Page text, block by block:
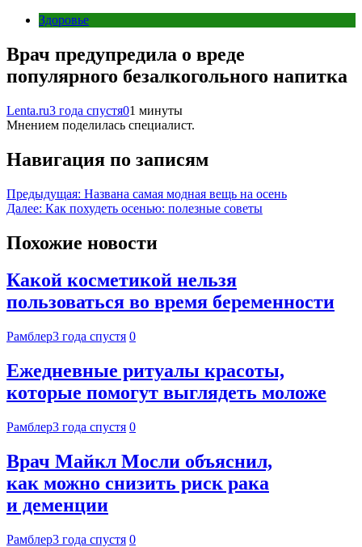
Здоровье
Врач предупредила о вреде
популярного безалкогольного напитка
Lenta.ru3 года спустя01 минуты
Мнением поделилась специалист.
Навигация по записям
Предыдущая: Названа самая модная вещь на осень
Далее: Как похудеть осенью: полезные советы
Похожие новости
Какой косметикой нельзя
пользоваться во время беременности
Рамблер3 года спустя 0
Ежедневные ритуалы красоты,
которые помогут выглядеть моложе
Рамблер3 года спустя 0
Врач Майкл Мосли объяснил,
как можно снизить риск рака
и деменции
Рамблер3 года спустя 0